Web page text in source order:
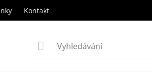
Kontakt